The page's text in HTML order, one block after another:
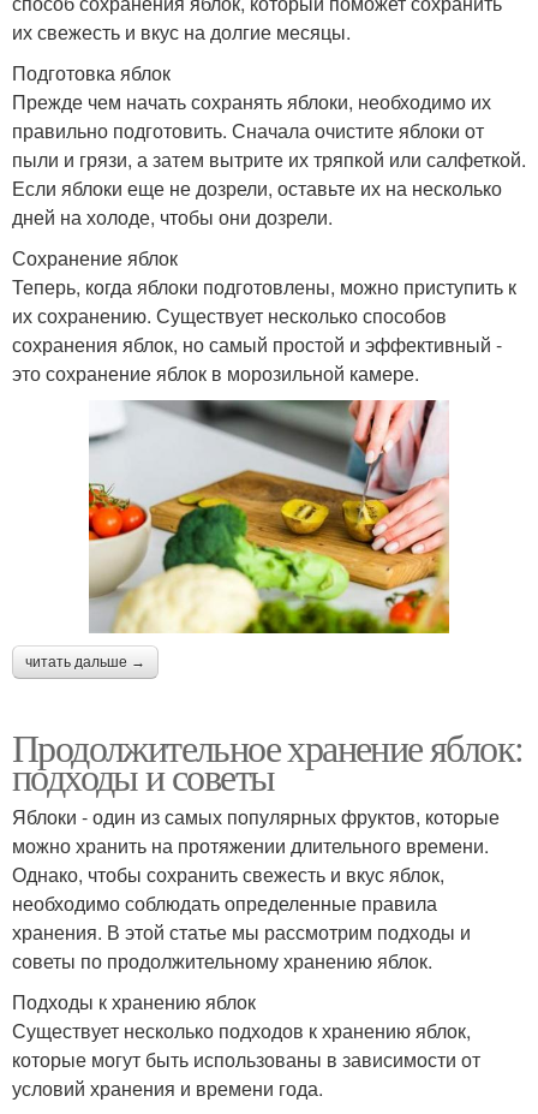
их свежесть и вкус на долгие месяцы.
Подготовка яблок
Прежде чем начать сохранять яблоки, необходимо их
правильно подготовить. Сначала очистите яблоки от
пыли и грязи, а затем вытрите их тряпкой или салфеткой.
Если яблоки еще не дозрели, оставьте их на несколько
дней на холоде, чтобы они дозрели.
Сохранение яблок
Теперь, когда яблоки подготовлены, можно приступить к
их сохранению. Существует несколько способов
сохранения яблок, но самый простой и эффективный -
это сохранение яблок в морозильной камере.
читать дальше →
Продолжительное хранение яблок:
подходы и советы
Яблоки - один из самых популярных фруктов, которые
можно хранить на протяжении длительного времени.
Однако, чтобы сохранить свежесть и вкус яблок,
необходимо соблюдать определенные правила
хранения. В этой статье мы рассмотрим подходы и
советы по продолжительному хранению яблок.
Подходы к хранению яблок
Существует несколько подходов к хранению яблок,
которые могут быть использованы в зависимости от
условий хранения и времени года.